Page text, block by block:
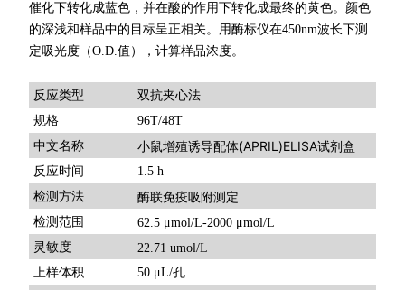
催化下转化成蓝色，并在酸的作用下转化成最终的黄色。颜色
的深浅和样品中的目标呈正相关。用酶标仪在450nm波长下测
定吸光度（O.D.值），计算样品浓度。
反应类型 双抗夹心法
规格
96T/48T
中文名称
小鼠增殖诱导配体(APRIL)ELISA试剂盒
反应时间
1.5 h
检测方法
酶联免疫吸附测定
检测范围
62.5 μmol/L-2000 μmol/L
灵敏度
22.71 umol/L
上样体积
50 μL/孔